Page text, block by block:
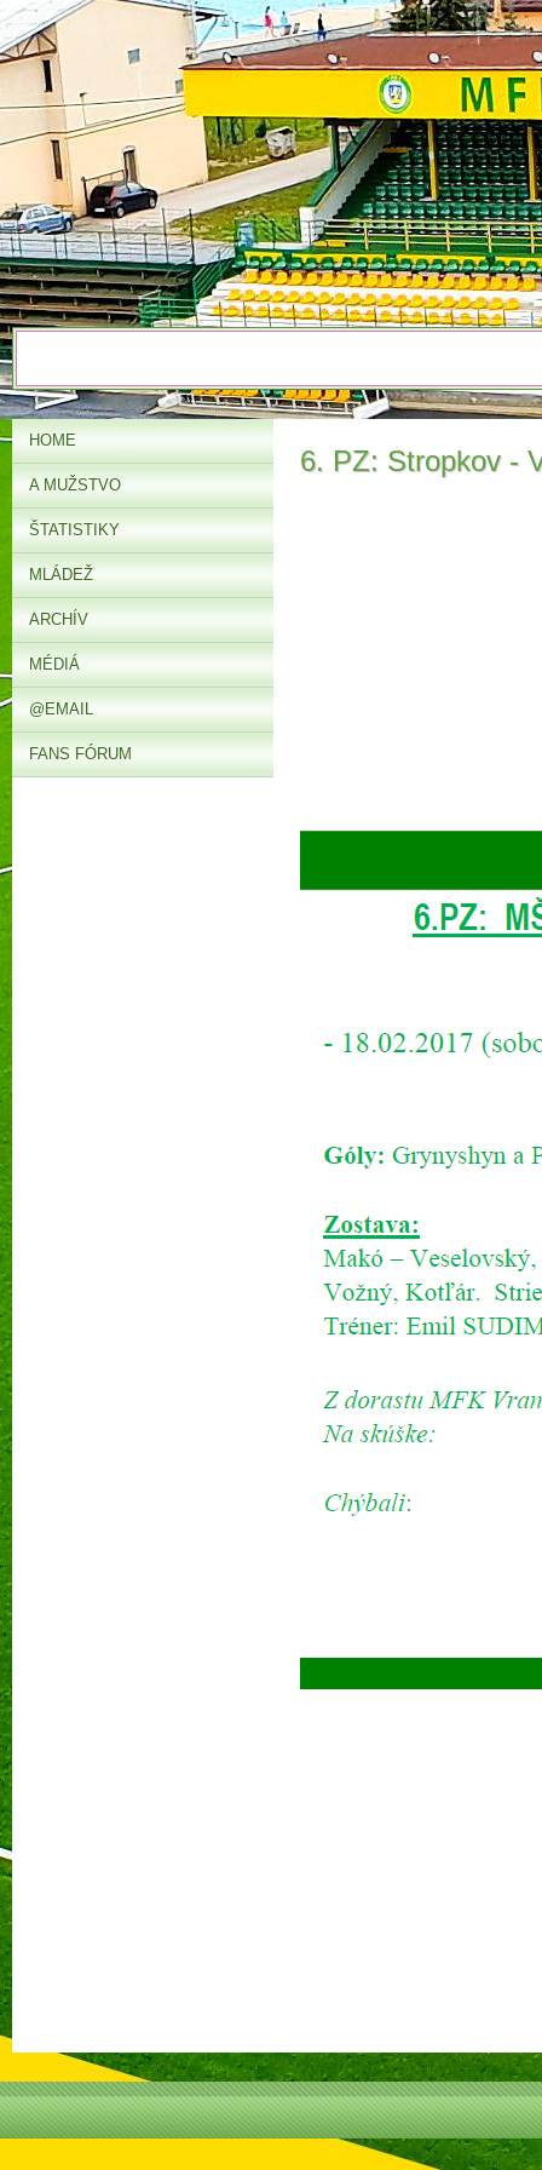
6. PZ: Stropkov -
HOME
A MUŽSTVO
ŠTATISTIKY
MLÁDEŽ
ARCHÍV
MÉDIÁ
@EMAIL
FANS FÓRUM